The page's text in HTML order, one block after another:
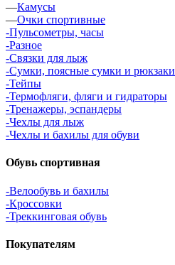
—Камусы
—Очки спортивные
-Пульсометры, часы
-Разное
-Связки для лыж
-Сумки, поясные сумки и рюкзаки
-Тейпы
-Термофляги, фляги и гидраторы
-Тренажеры, эспандеры
-Чехлы для лыж
-Чехлы и бахилы для обуви
Обувь спортивная
-Велообувь и бахилы
-Кроссовки
-Треккинговая обувь
Покупателям